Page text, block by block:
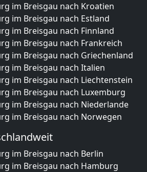
im Breisgau nach Kroatien
im Breisgau nach Estland
im Breisgau nach Finnland
im Breisgau nach Frankreich
im Breisgau nach Griechenland
im Breisgau nach Italien
im Breisgau nach Liechtenstein
im Breisgau nach Luxemburg
im Breisgau nach Niederlande
im Breisgau nach Norwegen
im Breisgau nach Berlin
im Breisgau nach Hamburg